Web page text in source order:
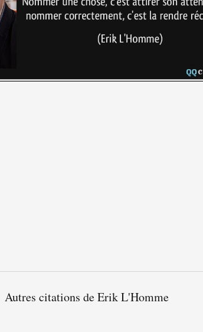
Autres citations de Erik L'Homme